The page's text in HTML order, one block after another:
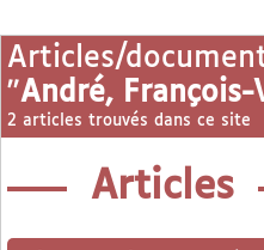
Articles/
"André,
2 articles trouvés dans ce site
Articles